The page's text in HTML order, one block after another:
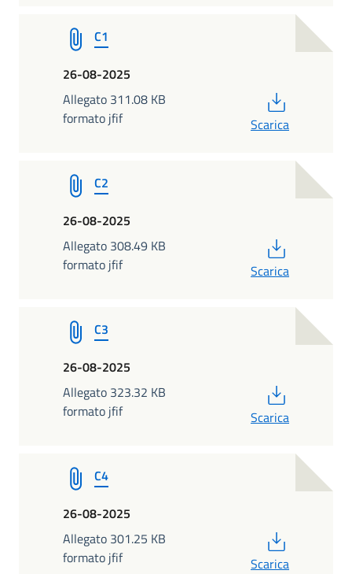
C1
26-08-2025
Allegato 311.08 KB
formato jfif
Scarica
C2
26-08-2025
Allegato 308.49 KB
formato jfif
Scarica
C3
26-08-2025
Allegato 323.32 KB
formato jfif
Scarica
C4
26-08-2025
Allegato 301.25 KB
formato jfif
Scarica